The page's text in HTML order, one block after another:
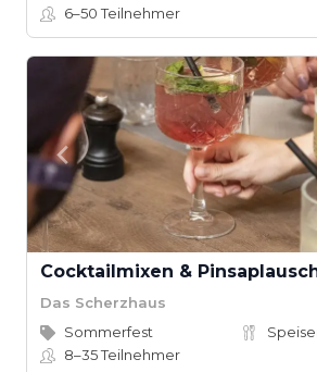
6–50Teilnehmer
Cocktailmixen &
Das Scherzhaus
Sommerfest
8–35Teilnehmer